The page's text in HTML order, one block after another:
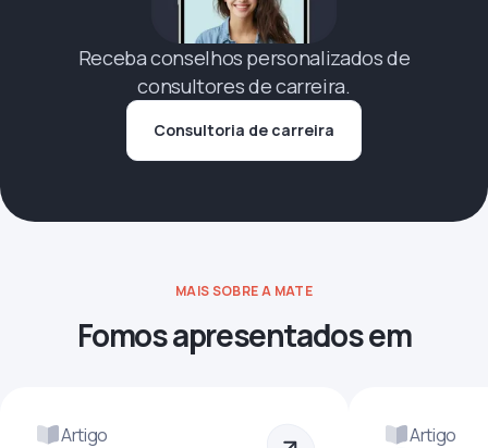
Receba conselhos personalizados de
consultores de carreira.
Consultoria de carreira
MAIS SOBRE A MATE
Fomos apresentados em
Artigo Artigo